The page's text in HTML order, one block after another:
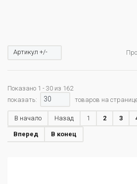
Артикул +/-
Показано 1 - 30 из 162
показать:
30 товаров на
В начало Назад 1 2 3
Вперед В конец